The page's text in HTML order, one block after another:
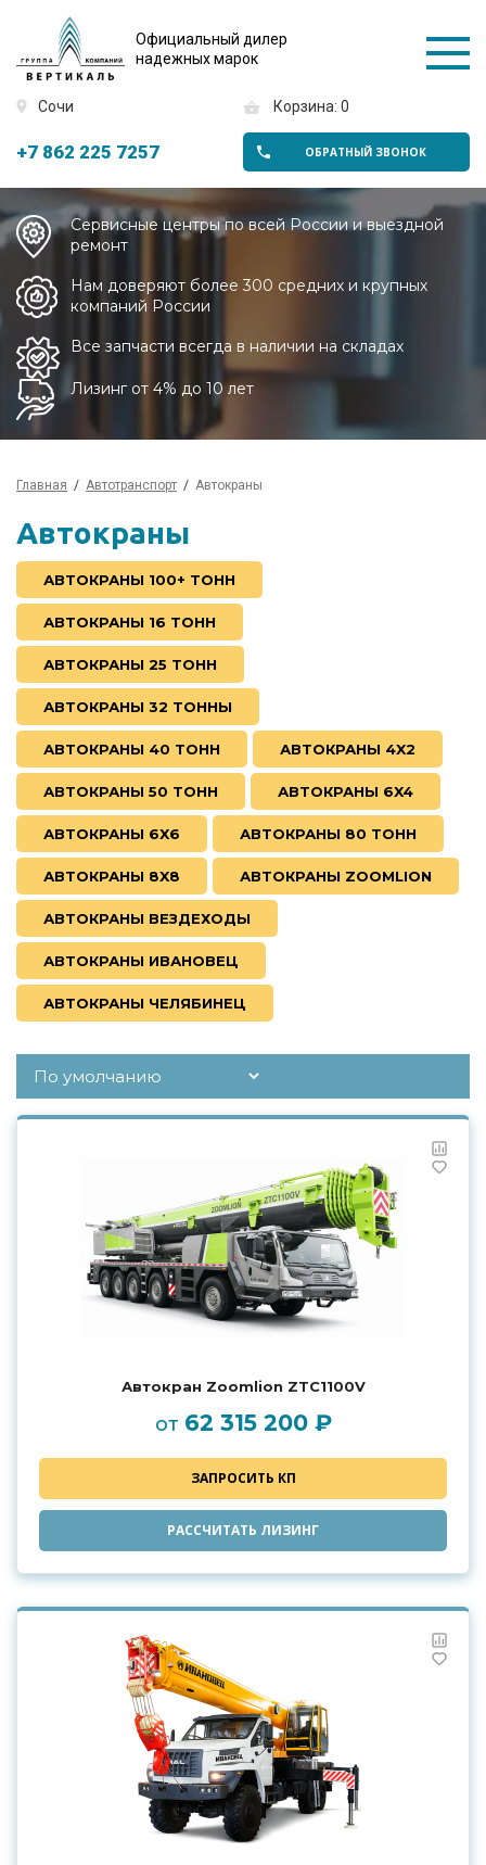
Официальный дилер
надежных марок
Сочи Корзина: 0
+7 862 225 7257 ОБРАТНЫЙ ЗВОНОК
Сервисные центры по всей России и выездной
ремонт
Нам доверяют более 300 средних и крупных
компаний России
Все запчасти всегда в наличии на складах
Лизинг от 4% до 10 лет
Главная Автотранспорт Автокраны
Автокраны
АВТОКРАНЫ 100+ ТОНН
АВТОКРАНЫ 16 ТОНН
АВТОКРАНЫ 25 ТОНН
АВТОКРАНЫ 32 ТОННЫ
АВТОКРАНЫ 40 ТОНН АВТОКРАНЫ 4X2
АВТОКРАНЫ 50 ТОНН АВТОКРАНЫ 6X4
АВТОКРАНЫ 6X6 АВТОКРАНЫ 80 ТОНН
АВТОКРАНЫ 8X8 АВТОКРАНЫ ZOOMLION
АВТОКРАНЫ ВЕЗДЕХОДЫ
АВТОКРАНЫ ИВАНОВЕЦ
АВТОКРАНЫ ЧЕЛЯБИНЕЦ
Автокран Zoomlion ZTC1100V
от 62 315 200 ₽
ЗАПРОСИТЬ КП
РАССЧИТАТЬ ЛИЗИНГ